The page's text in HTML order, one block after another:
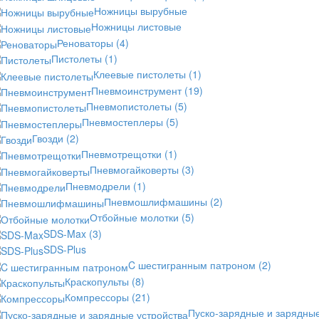
Ножницы вырубные
Ножницы листовые
Реноваторы (4)
Пистолеты (1)
Клеевые пистолеты (1)
Пневмоинструмент (19)
Пневмопистолеты (5)
Пневмостеплеры (5)
Гвозди (2)
Пневмотрещотки (1)
Пневмогайковерты (3)
Пневмодрели (1)
Пневмошлифмашины (2)
Отбойные молотки (5)
SDS-Max (3)
SDS-Plus
C шестигранным патроном (2)
Краскопульты (8)
Компрессоры (21)
Пуско-зарядные и